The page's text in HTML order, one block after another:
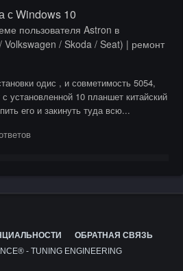
с Windows 10
пользователя Astron в
Volkswagen / Skoda / Seat) | ремонт
одис , и совметимость 5054,
установленной 10 планшет китайский
его и закинуть туда всю...
ОБРАТНАЯ СВЯЗЬ
- TUNING ENGINEERING